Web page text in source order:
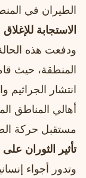
الطيران في
الاستجابة للإغلاق
ودفعت هذه
المنطقة، حيث
انتشار الجراثيم
أهالي المناطق
مستقبل حركة
تأثير الثوران
وتدور أجواء